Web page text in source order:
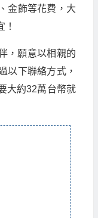
金飾等花費，大
，願意以相親的
以下聯絡方式，
大約32萬台幣就